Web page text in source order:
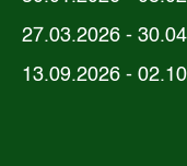
27.03.2026 -
13.09.2026 -